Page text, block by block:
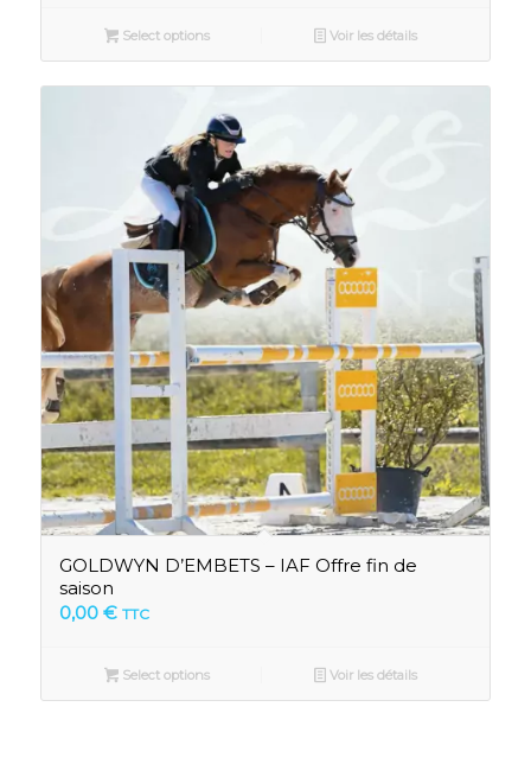
Select options Voir les détails
GOLDWYN D’EMBETS – IAF Offre fin de
saison
0,00 € TTC
Select options Voir les détails